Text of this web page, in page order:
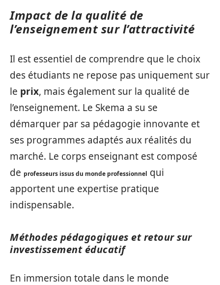
Impact de la qualité de
l’enseignement sur l’attractivité
Il est essentiel de comprendre que le choix
des étudiants ne repose pas uniquement sur
le prix, mais également sur la qualité de
l’enseignement. Le Skema a su se
démarquer par sa pédagogie innovante et
ses programmes adaptés aux réalités du
marché. Le corps enseignant est composé
de professeurs issus du monde professionnel qui
apportent une expertise pratique
indispensable.
Méthodes pédagogiques et retour sur
investissement éducatif
En immersion totale dans le monde